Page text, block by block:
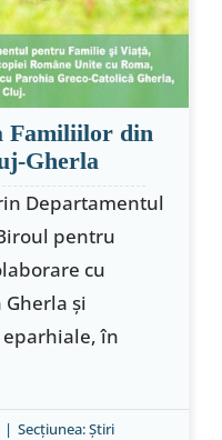
Familiilor din
Gherla
Departamentul
pentru
cu
şi
eparhiale, în
| Secțiunea:Ştiri